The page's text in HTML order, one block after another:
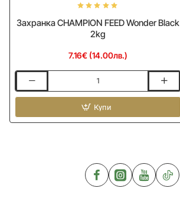
Захранка CHAMPION FEED Wonder Black
2kg
7.16€ (14.00лв.)
CHAMPION
Wonder
Купи